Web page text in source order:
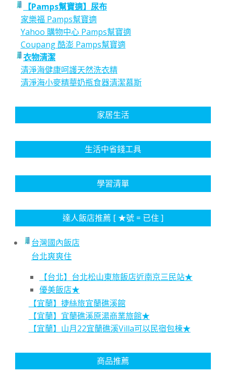
【Pamps幫寶適】尿布
家樂福 Pamps幫寶適
Yahoo 購物中心 Pamps幫寶適
Coupang 酷澎 Pamps幫寶適
衣物清潔
清淨海健康呵護天然洗衣精
清淨海小麥精華奶瓶食器清潔慕斯
家居生活
生活中省錢工具
學習清單
達人飯店推薦 [ ★號 = 已住 ]
台灣國內飯店
台北爽爽住
【台北】台北松山東旅飯店近南京三民站★
優美飯店★
【宜蘭】捷絲旅宜蘭礁溪館
【宜蘭】宜蘭礁溪原湯商業旅館★
【宜蘭】山月22宜蘭礁溪Villa可以民宿包棟★
商品推薦